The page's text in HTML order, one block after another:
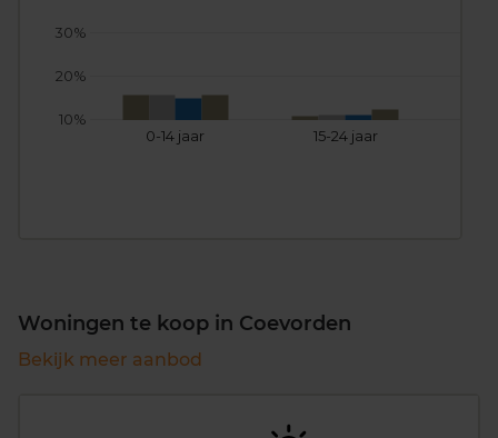
0-14 jaar 15-24 jaar
10%
20%
30%
Woningen te koop in Coevorden
Bekijk meer aanbod